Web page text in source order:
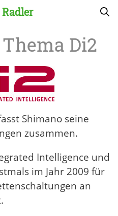
Radler
Di2
Shimano seine
zusammen.
Intelligence und
im Jahr 2009 für
an